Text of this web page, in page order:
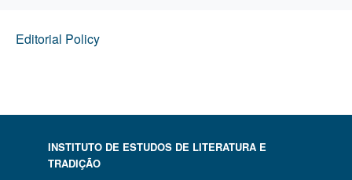
Editorial Policy
INSTITUTO DE ESTUDOS DE LITERATURA E
TRADIÇÃO